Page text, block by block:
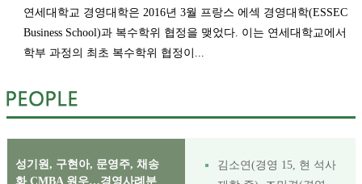
연세대학교 경영대학은 2016년 3월 프랑스 에섹 경영대학(ESSEC
Business School)과 복수학위 협정을 맺었다. 이는 연세대학교에서
학부 과정의 최초 복수학위 협정이...
성기원, 구현아, 문영주, 채송
화 CMBA 원우…경영사례분
김소연(경영 15, 현 석사